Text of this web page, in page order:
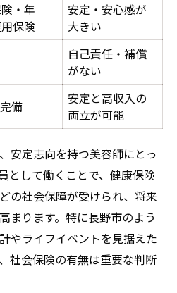
・年
保険
安定・安心感が
大きい
自己責任・補償
がない
備
安定と高収入の
両立が可能
安定志向を持つ美容師にとっ
として働くことで、健康保険
の社会保障が受けられ、将来
まります。特に長野市のよう
やライフイベントを見据えた
社会保険の有無は重要な判断